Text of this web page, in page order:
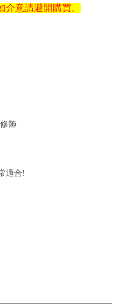
意請避開購買。
飾
適合!